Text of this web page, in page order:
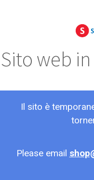
Sito web
Il sito è
Please email